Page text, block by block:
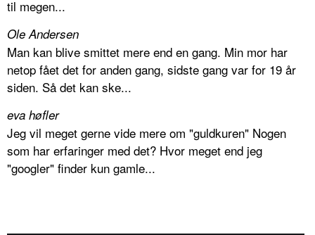
til megen...
Ole Andersen
Man kan blive smittet mere end en gang. Min mor har
netop fået det for anden gang, sidste gang var for 19 år
siden. Så det kan ske...
eva høfler
Jeg vil meget gerne vide mere om "guldkuren" Nogen
som har erfaringer med det? Hvor meget end jeg
"googler" finder kun gamle...